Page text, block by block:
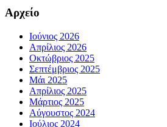
Αρχείο
Ιούνιος 2026
Απρίλιος 2026
Οκτώβριος 2025
Σεπτέμβριος 2025
Μάι 2025
Απρίλιος 2025
Μάρτιος 2025
Αύγουστος 2024
Ιούλιος 2024